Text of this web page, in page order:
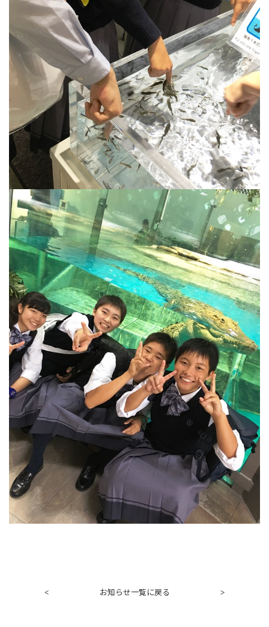
< お知らせ一覧に戻る >